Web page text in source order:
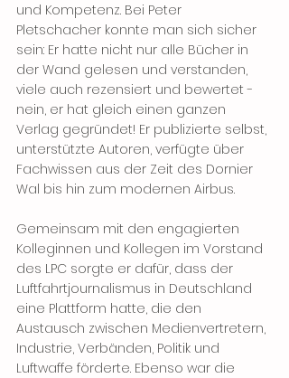
und Kompetenz. Bei Peter
Pletschacher konnte man sich sicher
sein: Er hatte nicht nur alle Bücher in
der Wand gelesen und verstanden,
viele auch rezensiert und bewertet -
nein, er hat gleich einen ganzen
Verlag gegründet! Er publizierte selbst,
unterstützte Autoren, verfügte über
Fachwissen aus der Zeit des Dornier
Wal bis hin zum modernen Airbus.
Gemeinsam mit den engagierten
Kolleginnen und Kollegen im Vorstand
des LPC sorgte er dafür, dass der
Luftfahrtjournalismus in Deutschland
eine Plattform hatte, die den
Austausch zwischen Medienvertretern,
Industrie, Verbänden, Politik und
Luftwaffe förderte. Ebenso war die